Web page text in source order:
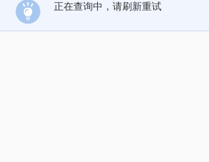
正在查询中，请刷新重试